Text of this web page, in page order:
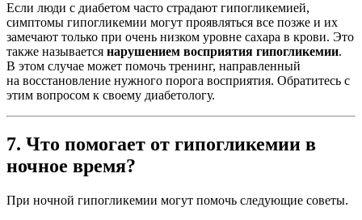
Если люди с диабетом часто страдают гипогликемией,
симптомы гипогликемии могут проявляться все позже и их
замечают только при очень низком уровне сахара в крови. Это
также называется нарушением восприятия гипогликемии.
В этом случае может помочь тренинг, направленный
на восстановление нужного порога восприятия. Обратитесь с
этим вопросом к своему диабетологу.
7. Что помогает от гипогликемии в
ночное время?
При ночной гипогликемии могут помочь следующие советы.